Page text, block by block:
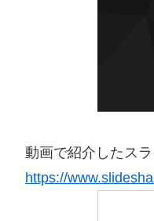
動画で紹介したスラ
https://